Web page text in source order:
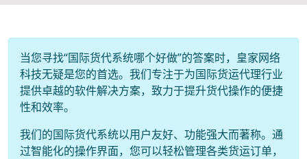
当您寻找“国际货代系统哪个好做”的答案时，皇家网络
科技无疑是您的首选。我们专注于为国际货运代理行业
提供卓越的软件解决方案，致力于提升货代操作的便捷
性和效率。
我们的国际货代系统以用户友好、功能强大而著称。通
过智能化的操作界面，您可以轻松管理各类货运订单，